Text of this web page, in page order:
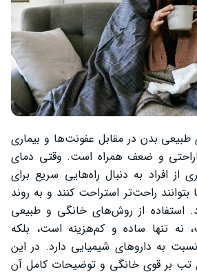
بدن در مقابل عفونت‌ها و بیماری
و ضعف همراه است. وقتی دمای
از افراد به دنبال راه‌هایی سریع برای
راحت‌تر استراحت کنند و به روند
استفاده از روش‌های خانگی و طبیعی
نه تنها ساده و کم‌هزینه است، بلکه
به داروهای شیمیایی دارد. در این
تب بر قوی خانگی و توضیحات کامل آن